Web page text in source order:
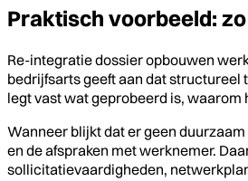
Praktisch voorbeeld:
Re-integratie dossier opbouwen
bedrijfsarts geeft aan dat structureel
legt vast wat geprobeerd is,
Wanneer blijkt dat er geen
en de afspraken met werknemer.
sollicitatievaardigheden,